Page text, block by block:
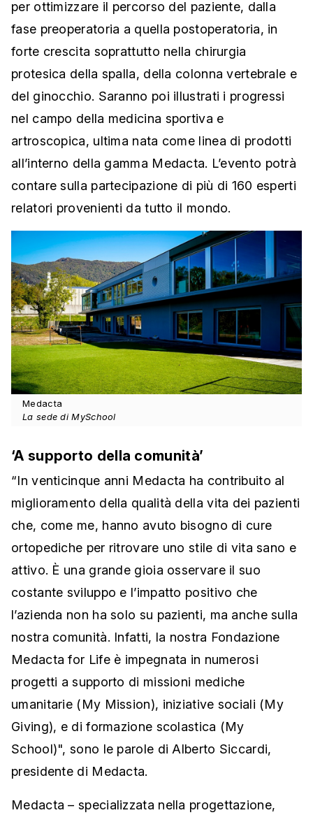
per ottimizzare il percorso del paziente, dalla
fase preoperatoria a quella postoperatoria, in
forte crescita soprattutto nella chirurgia
protesica della spalla, della colonna vertebrale e
del ginocchio. Saranno poi illustrati i progressi
nel campo della medicina sportiva e
artroscopica, ultima nata come linea di prodotti
all’interno della gamma Medacta. L’evento potrà
contare sulla partecipazione di più di 160 esperti
relatori provenienti da tutto il mondo.
Medacta
La sede di MySchool
‘A supporto della comunità’
“In venticinque anni Medacta ha contribuito al
miglioramento della qualità della vita dei pazienti
che, come me, hanno avuto bisogno di cure
ortopediche per ritrovare uno stile di vita sano e
attivo. È una grande gioia osservare il suo
costante sviluppo e l’impatto positivo che
l’azienda non ha solo su pazienti, ma anche sulla
nostra comunità. Infatti, la nostra Fondazione
Medacta for Life è impegnata in numerosi
progetti a supporto di missioni mediche
umanitarie (My Mission), iniziative sociali (My
Giving), e di formazione scolastica (My
School)", sono le parole di Alberto Siccardi,
presidente di Medacta.
Medacta – specializzata nella progettazione,